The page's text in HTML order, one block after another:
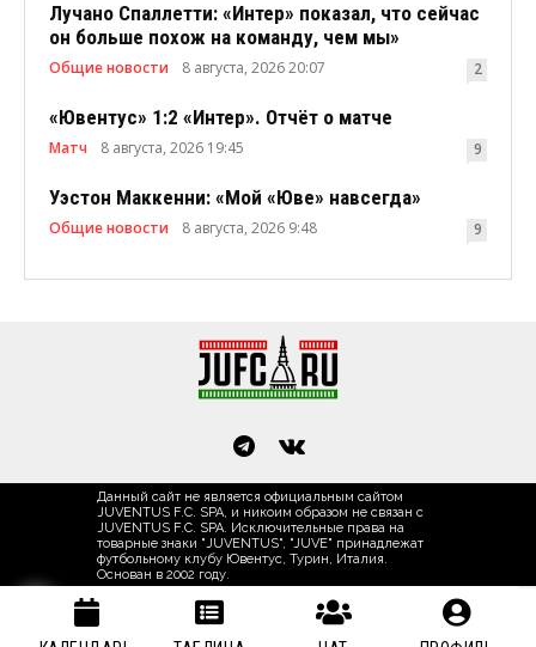
Лучано Спаллетти: «Интер» показал, что сейчас
он больше похож на команду, чем мы»
Общие новости 8 августа, 2026 20:07 2
«Ювентус» 1:2 «Интер». Отчёт о матче
Матч 8 августа, 2026 19:45 9
Уэстон Маккенни: «Мой «Юве» навсегда»
Общие новости 8 августа, 2026 9:48 9
Данный сайт не является официальным сайтом
JUVENTUS F.C. SPA, и никоим образом не связан с
JUVENTUS F.C. SPA. Исключительные права на
товарные знаки "JUVENTUS", "JUVE" принадлежат
футбольному клубу Ювентус, Турин, Италия.
Основан в 2002 году.